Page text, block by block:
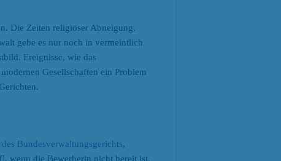
Die Zeiten religiöser Abneigung,
gebe es nur noch in vermeintlich
Ereignisse, wie das
Gesellschaften ein Problem
Bundesverwaltungsgerichts,
wenn die Bewerberin nicht bereit ist,